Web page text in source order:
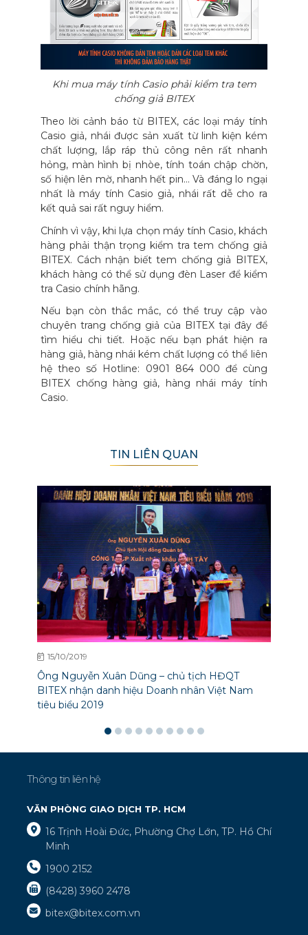
Khi mua máy tính Casio phải kiểm tra tem
chống giả BITEX
Theo lời cảnh báo từ BITEX, các loại máy tính
Casio giả, nhái được sản xuất từ linh kiện kém
chất lượng, lắp ráp thủ công nên rất nhanh
hỏng, màn hình bị nhòe, tính toán chập chờn,
số hiện lên mờ, nhanh hết pin… Và đáng lo ngại
nhất là máy tính Casio giả, nhái rất dễ cho ra
kết quả sai rất nguy hiểm.
Chính vì vậy, khi lựa chọn máy tính Casio, khách
hàng phải thận trọng kiểm tra tem chống giả
BITEX. Cách nhận biết tem chống giả BITEX,
khách hàng có thể sử dụng đèn Laser để kiểm
tra Casio chính hãng.
Nếu bạn còn thắc mắc, có thể truy cập vào
chuyên trang chống giả của BITEX tại đây để
tìm hiểu chi tiết. Hoặc nếu bạn phát hiện ra
hàng giả, hàng nhái kém chất lượng có thể liên
hệ theo số Hotline: 0901 864 000 để cùng
BITEX chống hàng giả, hàng nhái máy tính
Casio.
TIN LIÊN QUAN
15/10/2019
Ông Nguyễn Xuân Dũng – chủ tịch HĐQT
BITEX nhận danh hiệu Doanh nhân Việt Nam
tiêu biểu 2019
Thông tin liên hệ
VĂN PHÒNG GIAO DỊCH TP. HCM
16 Trịnh Hoài Đức, Phường Chợ Lớn, TP. Hồ Chí
Minh
1900 2152
(8428) 3960 2478
bitex@bitex.com.vn